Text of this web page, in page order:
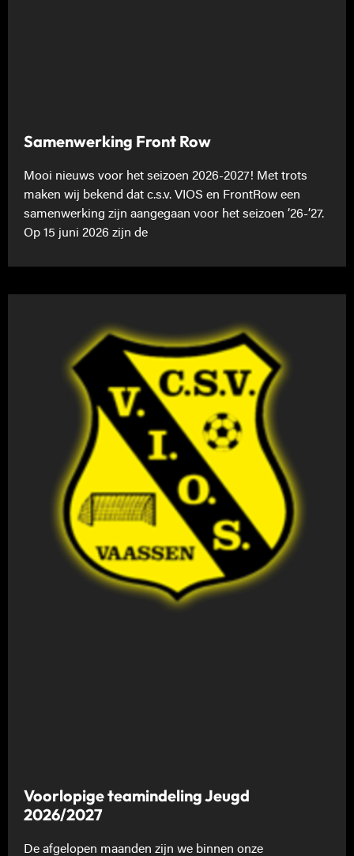
Samenwerking Front Row
Mooi nieuws voor het seizoen 2026-2027! Met trots
maken wij bekend dat c.s.v. VIOS en FrontRow een
samenwerking zijn aangegaan voor het seizoen ’26-’27.
Op 15 juni 2026 zijn de
Voorlopige teamindeling Jeugd
2026/2027
De afgelopen maanden zijn we binnen onze